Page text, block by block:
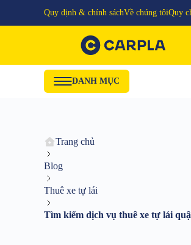
Quy định & chính sáchVề chúng tôiQuy
DANH MỤC
Trang chủ
Blog
Thuê xe tự lái
Tìm kiếm dịch vụ thuê xe tự lái